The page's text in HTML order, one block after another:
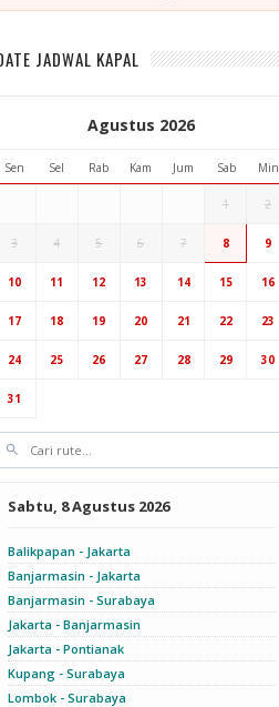
Cab Yogyakarta
JADWAL KAPAL
Agustus 2026
Sen Sel Rab Kam Jum Sab Min
1 2
3 4 5 6 7 8 9
10 11 12 13 14 15 16
17 18 19 20 21 22 23
24 25 26 27 28 29 30
31
Sabtu, 8 Agustus 2026
Balikpapan - Jakarta
Banjarmasin - Jakarta
Banjarmasin - Surabaya
Jakarta - Banjarmasin
Jakarta - Pontianak
Kupang - Surabaya
Lombok - Surabaya